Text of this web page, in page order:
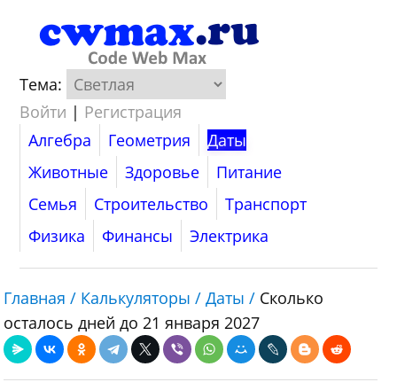
Тема:
Войти | Регистрация
Алгебра
Геометрия
Даты
Животные
Здоровье
Питание
Семья
Строительство
Транспорт
Физика
Финансы Электрика
Главная / Калькуляторы /Даты / Сколько
осталось дней до 21 января 2027